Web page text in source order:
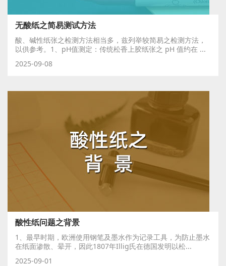
无酸纸之简易测试方法
酸、碱性纸张之检测方法相当多，兹列举较简易之检测方法，
以供参考。1、pH值测定：传统松香上胶纸张之 pH 值约在 ...
2025-09-08
酸性纸问题之背景
1、最早时期，欧洲使用钢笔及墨水作为记录工具，为防止墨水
在纸面渗散、晕开，因此1807年Illig氏在德国发明以松...
2025-09-01